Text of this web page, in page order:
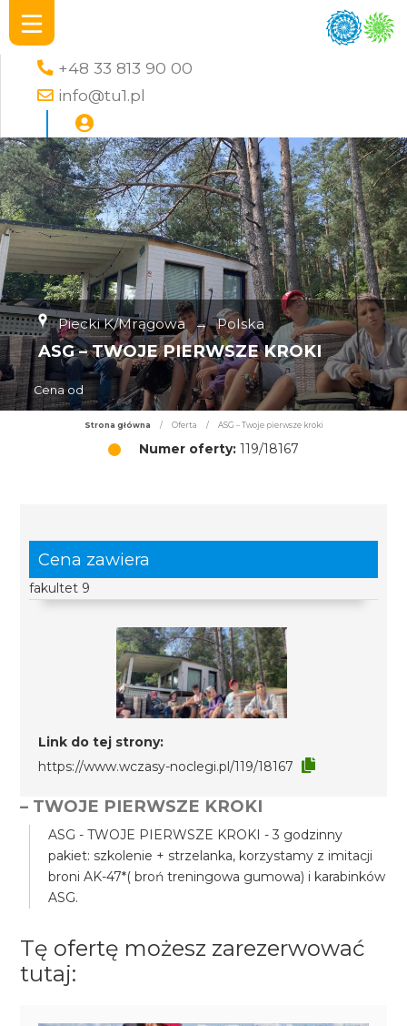
+48 33 813 90 00
info@tu1.pl
Piecki K/Mrągowa → Polska
ASG – TWOJE PIERWSZE KROKI
Cena od
Strona główna / Oferta / ASG – Twoje pierwsze kroki
Numer oferty: 119/18167
Cena zawiera
fakultet 9
Link do tej strony:
https://www.wczasy-noclegi.pl/119/18167
– TWOJE PIERWSZE KROKI
ASG - TWOJE PIERWSZE KROKI - 3 godzinny
pakiet: szkolenie + strzelanka, korzystamy z imitacji
broni AK-47*( broń treningowa gumowa) i karabinków
ASG.
Tę ofertę możesz zarezerwować
tutaj: